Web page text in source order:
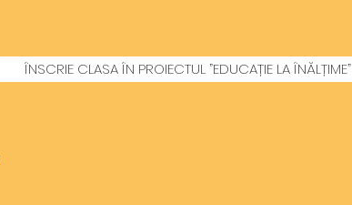
ÎNSCRIE CLASA ÎN PROIECTUL ”EDUCAȚIE LA ÎNĂLȚIME”